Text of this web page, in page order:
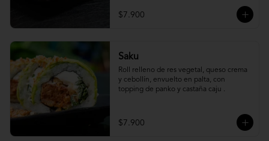
$7.900
Saku
Roll relleno de res vegetal, queso crema
y cebollín, envuelto en palta, con
topping de panko y castaña caju .
$7.900